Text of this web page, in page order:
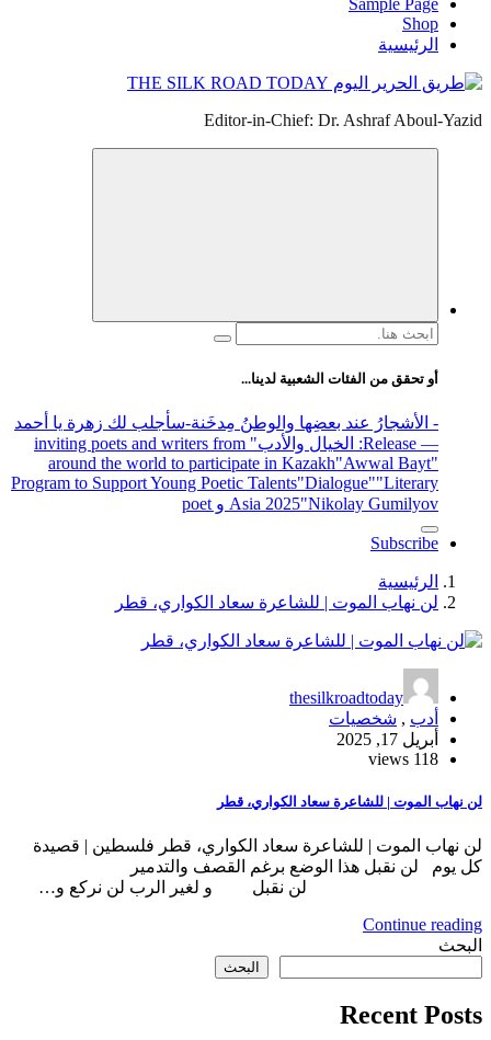
Sample Page
Shop
الرئيسية
Editor-in-Chief: Dr. Ashraf Aboul-Yazid
البحث
أو تحقق من الفئات الشعبية لدينا...
- الأشجارُ عند بعضِها والوطنُ مِدخَنة-سأجلب لك زهرة يا أحمد
— Release
: الخيال والأدب
" inviting poets and writers from
around the world to participate in Kazakh"Awwal Bayt"
Program to Support Young Poetic Talents"Dialogue""Literary
Asia 2025"Nikolay Gumilyov و poet
Subscribe
الرئيسية
لن نهاب الموت | للشاعرة سعاد الكواري، قطر
thesilkroadtoday
أدب , شخصيات
أبريل 17, 2025
118 views
لن نهاب الموت | للشاعرة سعاد الكواري، قطر
لن نهاب الموت | للشاعرة سعاد الكواري، قطر فلسطين | قصيدة
كل يوم لن نقبل هذا الوضع برغم القصف والتدمير
لن نقبل و لغير الرب لن نركع و…
Continue reading
البحث
البحث
Recent Posts